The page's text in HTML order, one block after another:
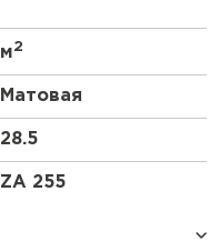
м2
Матовая
28.5
ZA 255